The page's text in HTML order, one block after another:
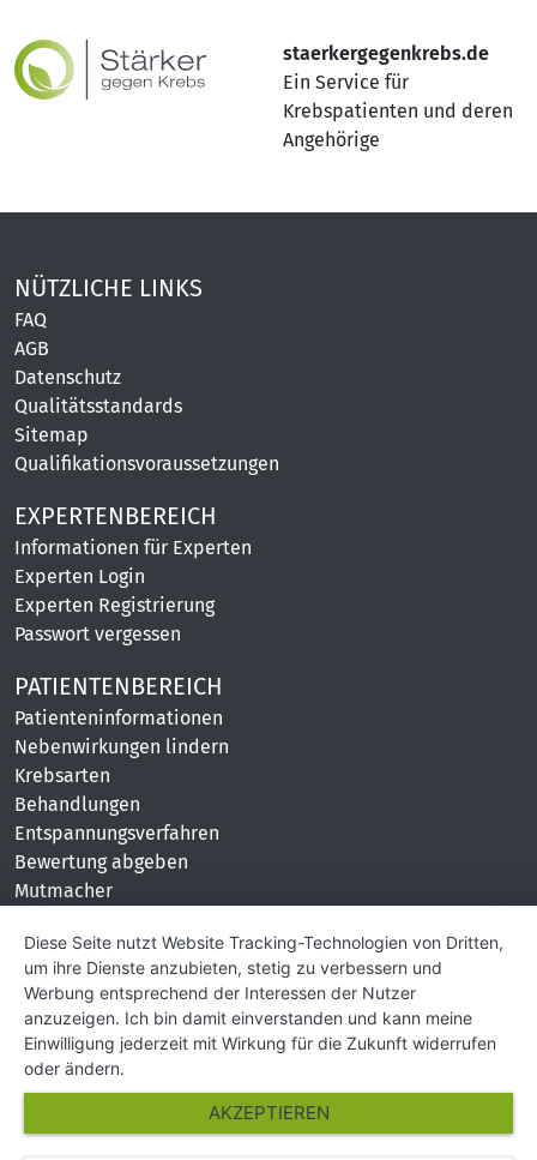
staerkergegenkrebs.de
Ein Service für
Krebspatienten und deren
Angehörige
NÜTZLICHE LINKS
FAQ
AGB
Datenschutz
Qualitätsstandards
Sitemap
Qualifikationsvoraussetzungen
EXPERTENBEREICH
Informationen für Experten
Experten Login
Experten Registrierung
Passwort vergessen
PATIENTENBEREICH
Patienteninformationen
Nebenwirkungen lindern
Krebsarten
Behandlungen
Entspannungsverfahren
Bewertung abgeben
Mutmacher
KONTAKT
Impressum
Hilfe und Kontakt
Partner
Presse
Über Uns
Diese Seite nutzt Website Tracking-Technologien von Dritten,
um ihre Dienste anzubieten, stetig zu verbessern und
Werbung entsprechend der Interessen der Nutzer
anzuzeigen. Ich bin damit einverstanden und kann meine
Einwilligung jederzeit mit Wirkung für die Zukunft widerrufen
oder ändern.
AKZEPTIEREN